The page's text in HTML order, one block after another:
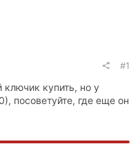
#1
купить, но у
посоветуйте, где еще он